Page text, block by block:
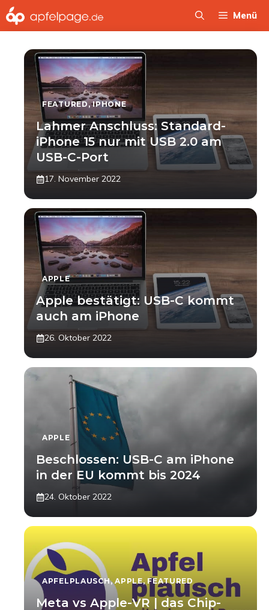
Zum
Inhalt
Menü
FEATURED,IPHONE
Lahmer Anschluss: Standard-
iPhone 15 nur mit USB 2.0 am
USB-C-Port
17. November 2022
APPLE
Apple bestätigt: USB-C kommt
auch am iPhone
26. Oktober 2022
APPLE
Beschlossen: USB-C am iPhone
in der EU kommt bis 2024
24. Oktober 2022
APFELPLAUSCH,APPLE, FEATURED
Meta vs Apple-VR | das Chip-